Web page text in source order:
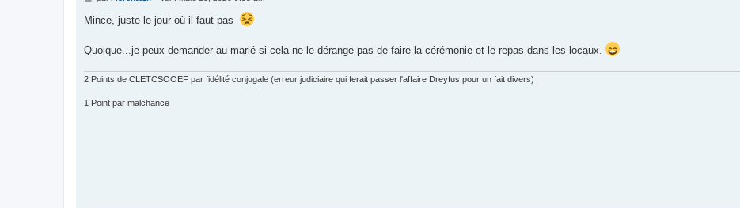
s
s
e
Mince, juste le jour où il faut pas
Quoique...je peux demander au marié si cela ne le dérange pas de faire la cérémonie et le repas dans les locaux.
2 Points de CLETCSOOEF par fidélité conjugale (erreur judiciaire qui ferait passer l'affaire Dreyfus pour un fait divers)
1 Point par malchance